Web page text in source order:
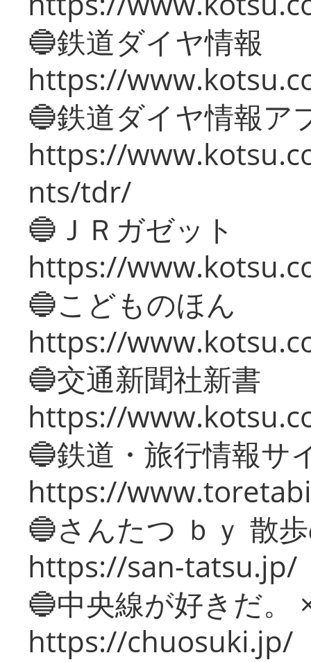
🔵鉄道ダイヤ情報
https://
🔵鉄道ダイヤ情報ア
https://
nts/tdr/
🔵ＪＲガゼット
https://
🔵こどものほん
https://
🔵交通新聞社新書
https://
🔵鉄道・旅行情報サ
https://
🔵さんたつ ｂｙ 散
https://san-tatsu.jp/
🔵中央線が好きだ。
https://chuosuki.jp/